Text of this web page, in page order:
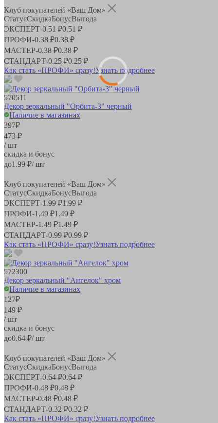
Клуб покупателей «Ваш Дом»
СтатусСкидкаБонусВыгода
ЭКСПЕРТ-0.51 ₽0.51 ₽
ПРОФИ-0.38 ₽0.38 ₽
МАСТЕР-0.38 ₽0.38 ₽
СТАНДАРТ-0.25 ₽0.25 ₽
Как стать «ПРОФИ» сразу!Узнать подробнее
570511
Декор зеркальный "Орбита-3" черный
Наличие в магазинах
397₽
473 ₽
/ шт
скидка и бонус
до1.99 ₽/ шт
Клуб покупателей «Ваш Дом»
СтатусСкидкаБонусВыгода
ЭКСПЕРТ-1.99 ₽1.99 ₽
ПРОФИ-1.49 ₽1.49 ₽
МАСТЕР-1.49 ₽1.49 ₽
СТАНДАРТ-0.99 ₽0.99 ₽
Как стать «ПРОФИ» сразу!Узнать подробнее
572300
Декор зеркальный "Ангелок" хром
Наличие в магазинах
127₽
149 ₽
/ шт
скидка и бонус
до0.64 ₽/ шт
Клуб покупателей «Ваш Дом»
СтатусСкидкаБонусВыгода
ЭКСПЕРТ-0.64 ₽0.64 ₽
ПРОФИ-0.48 ₽0.48 ₽
МАСТЕР-0.48 ₽0.48 ₽
СТАНДАРТ-0.32 ₽0.32 ₽
Как стать «ПРОФИ» сразу!Узнать подробнее